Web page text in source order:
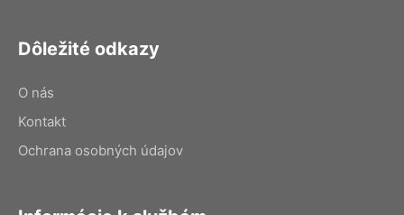
Dôležité odkazy
O nás
Kontakt
Ochrana osobných údajov